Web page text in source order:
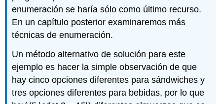
enumeración se haría sólo como último recurso.
En un capítulo posterior examinaremos más
técnicas de enumeración.
Un método alternativo de solución para este
ejemplo es hacer la simple observación de que
hay cinco opciones diferentes para sándwiches y
tres opciones diferentes para bebidas, por lo que